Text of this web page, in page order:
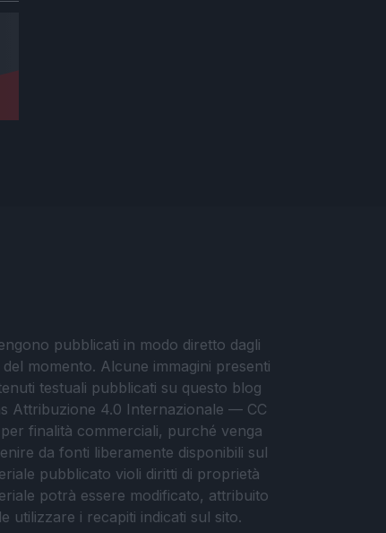
pubblicati in modo diretto dagli
momento. Alcune immagini presenti
testuali pubblicati su questo blog
Attribuzione 4.0 Internazionale — CC
finalità commerciali, purché venga
da fonti liberamente disponibili sul
pubblicato violi diritti di proprietà
potrà essere modificato, attribuito
utilizzare i recapiti indicati sul sito.